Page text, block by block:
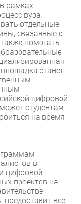
рамках
вуза.
отдельные
связанные с
помогать
станет
цифровой
студентам
на время
в
цифровой
проектов на
предоставит все